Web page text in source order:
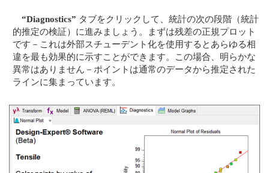
“Diagnostics” タブをクリックして、統計の次の段階（統計
的推定の検証）に進みましょう。まずは残差の正規プロット
です－これは外部スチューデント化を使用するとあらゆる相
違を最も効果的に示すことができます。この場合、明らかな
異常はありません－ポイントは通常のデータから推定された
ラインに集まっています。